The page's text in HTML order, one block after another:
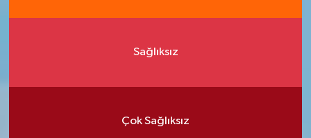
Sağlıksız
Çok Sağlıksız